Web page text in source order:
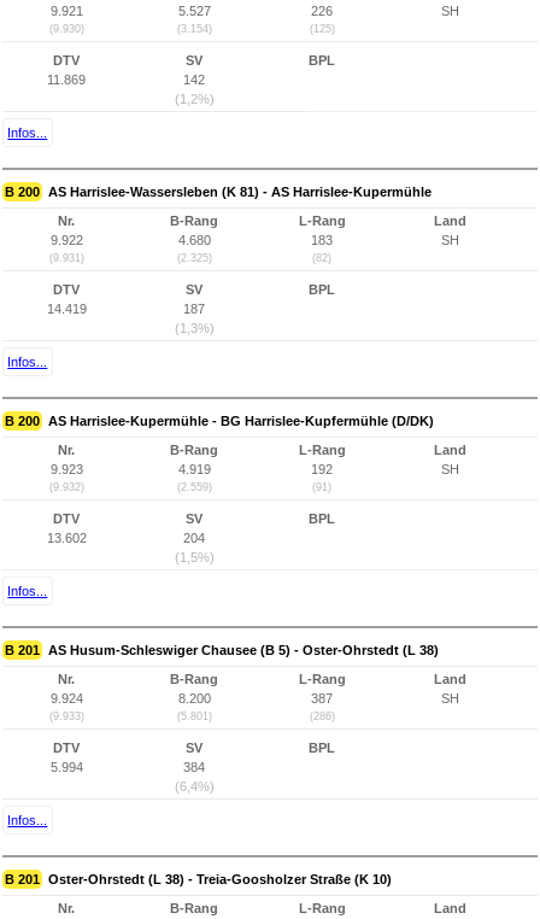
9.921
(9.930)
5.527
(3.154)
226
(125)
SH
DTV
11.869
SV
142
(1,2%)
BPL
Infos...
B 200 AS Harrislee-Wassersleben (K 81) - AS Harrislee-Kupermühle
Nr.
9.922
(9.931)
B-Rang
4.680
(2.325)
L-Rang
183
(82)
Land
SH
DTV
14.419
SV
187
(1,3%)
BPL
Infos...
B 200 AS Harrislee-Kupermühle - BG Harrislee-Kupfermühle (D/DK)
Nr.
9.923
(9.932)
B-Rang
4.919
(2.559)
L-Rang
192
(91)
Land
SH
DTV
13.602
SV
204
(1,5%)
BPL
Infos...
B 201 AS Husum-Schleswiger Chausee (B 5) - Oster-Ohrstedt (L 38)
Nr.
9.924
(9.933)
B-Rang
8.200
(5.801)
L-Rang
387
(286)
Land
SH
DTV
5.994
SV
384
(6,4%)
BPL
Infos...
B 201 Oster-Ohrstedt (L 38) - Treia-Goosholzer Straße (K 10)
Nr.
B-Rang
L-Rang
Land